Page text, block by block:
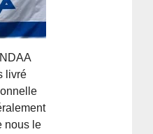
livré
nous le